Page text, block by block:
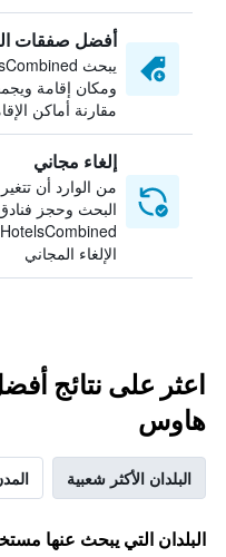
أفضل صفقات
ومكان إقامة
مقارنة أماكن
إلغاء مجاني
من الوارد أن
البحث وحجز
الإلغاء المجاني
اعثر على نتائج
هاوس
البلدان الأكثر شعبية
البلدان التي يبحث عنها